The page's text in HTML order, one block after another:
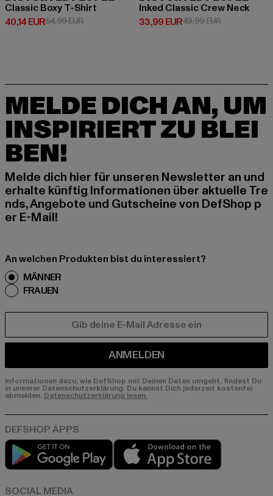
Classic Boxy T-Shirt
40,14 EUR
Derzeitiger Preis: 40,14 EUR
54,99 EURAktionspreis: 54,99 EUR
Inked Classic Crew Neck
33,99 EUR
Derzeitiger Preis: 33,99 EUR
49,99 EURAktionspreis:
MELDE DICH AN, UM
INSPIRIERT ZU BLEI
BEN!
Melde dich hier für unseren Newsletter an und
erhalte künftig Informationen über aktuelle Tre
nds, Angebote und Gutscheine von DefShop p
er E-Mail!
An welchen Produkten bist du interessiert?
MÄNNER
FRAUEN
ANMELDEN
Informationen dazu, wie DefShop mit Deinen Daten umgeht, findest Du
in unserer Datenschutzerklärung. Du kannst Dich jederzeit kostenfei
abmelden. Datenschutzerklärung lesen.
Play market